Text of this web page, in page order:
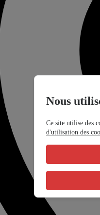
Nous
Ce site utilise des
d'utilisation des